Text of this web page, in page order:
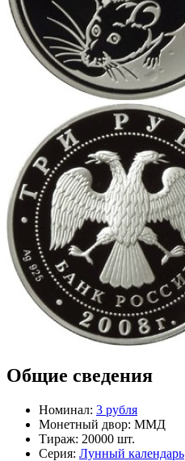
Общие сведения
Номинал: 3 рубля
Монетный двор: ММД
Тираж: 20000 шт.
Серия: Лунный календарь